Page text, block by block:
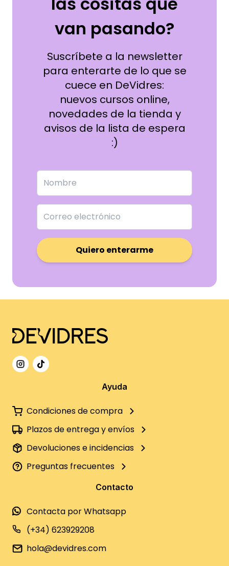
van pasando?
Suscríbete a la newsletter
para enterarte de lo que se
cuece en DeVidres:
nuevos cursos online,
novedades de la tienda y
avisos de la lista de espera
:)
Quiero enterarme
Ayuda
Condiciones de compra
Plazos de entrega y envíos
Devoluciones e incidencias
Preguntas frecuentes
Contacto
Contacta por Whatsapp
(+34) 623929208
hola@devidres.com